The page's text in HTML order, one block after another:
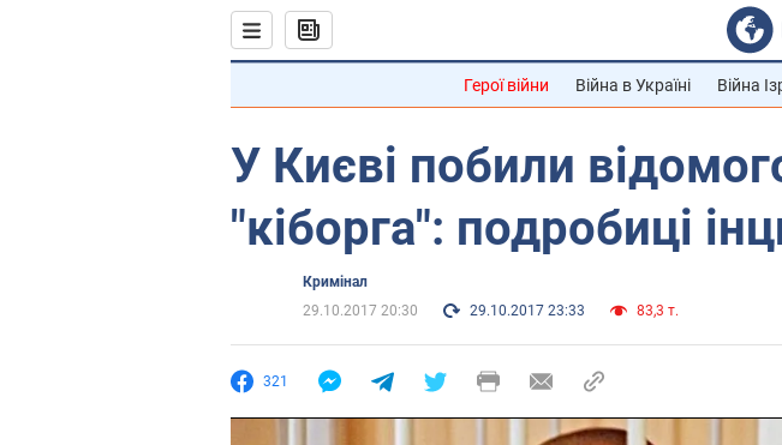
Герої війни Війна в Україні Війна
У Києві побили
"кіборга": подробиці
Кримінал
29.10.2017 20:30
29.10.2017 23:33 83,3 т.
321